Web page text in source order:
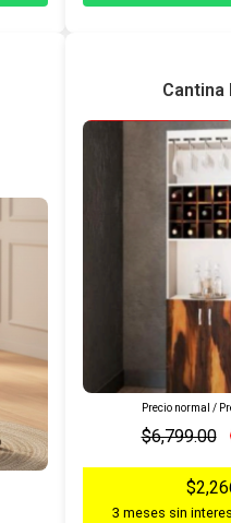
Cantina
Precio normal /
$6,799.00
3 meses sin